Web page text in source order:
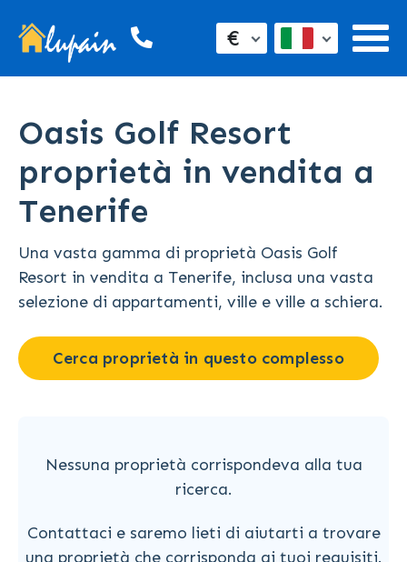
€
Oasis Golf Resort
proprietà in vendita a
Tenerife
Una vasta gamma di proprietà Oasis Golf
Resort in vendita a Tenerife, inclusa una vasta
selezione di appartamenti, ville e ville a schiera.
Cerca proprietà in questo complesso
Nessuna proprietà corrispondeva alla tua
ricerca.
Contattaci e saremo lieti di aiutarti a trovare
una proprietà che corrisponda ai tuoi requisiti.